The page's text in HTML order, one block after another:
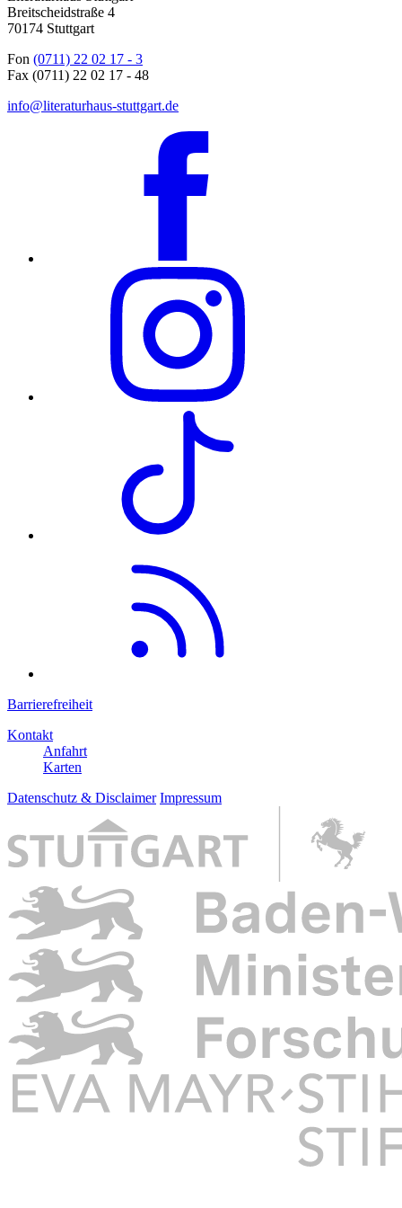
Breitscheidstraße 4
70174 Stuttgart
Fon (0711) 22 02 17 - 3
Fax (0711) 22 02 17 - 48
info@literaturhaus-stuttgart.de
Barrierefreiheit
Kontakt
Anfahrt
Karten
Datenschutz & Disclaimer Impressum